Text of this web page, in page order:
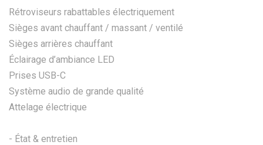
Rétroviseurs rabattables électriquement
Sièges avant chauffant / massant / ventilé
Sièges arrières chauffant
Éclairage d’ambiance LED
Prises USB-C
Système audio de grande qualité
Attelage électrique
- État & entretien